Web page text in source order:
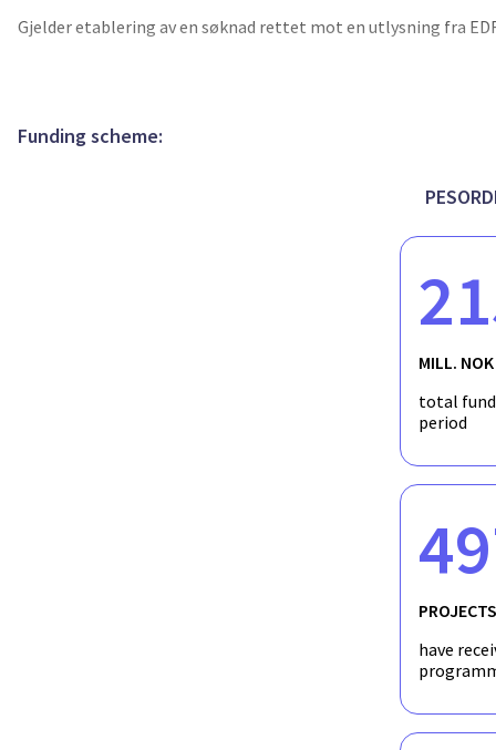
Gjelder etablering av en søknad rettet mot en utlysning fra
Funding scheme:
MILL. NOK
total
period
PROJECTS
have